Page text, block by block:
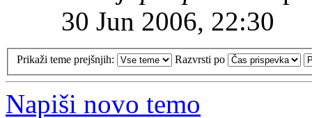
30 Jun 2006, 22:30
Prikaži teme prejšnjih: Razvrsti po
Napiši novo temo